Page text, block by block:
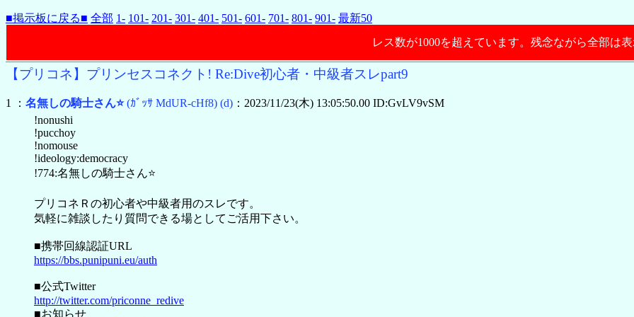
■掲示板に戻る■ 全部 1- 101- 201- 301- 401- 501- 601- 701- 801- 901- 最新50
レス数が1000を超えています。残念ながら全部は表
【プリコネ】プリンセスコネクト! Re:Dive初心者・中級者スレpart9
1 ： 名無しの騎士さん⭐(ｶﾞｯｻ MdUR-cHf8) (d) ：2023/11/23(木) 13:05:50.00 ID:GvLV9vSM
!nonushi
!pucchoy
!nomouse
!ideology:democracy
!774:名無しの騎士さん⭐
プリコネＲの初心者や中級者用のスレです。
気軽に雑談したり質問できる場としてご活用下さい。
■携帯回線認証URL
https://bbs.punipuni.eu/auth
■公式Twitter
http://twitter.com/priconne_redive
■お知らせ